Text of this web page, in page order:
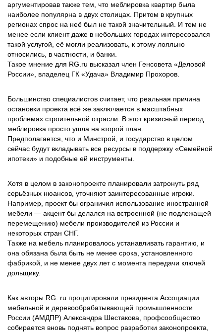
аргументировав также тем, что меблировка квартир была
наиболее популярна в двух столицах. Притом в крупных
регионах спрос на неё был не такой значительный. И тем не
менее если клиент даже в небольших городах интересовался
такой услугой, её могли реализовать, к этому лояльно
относились, в частности, и банки.
Такое мнение для RG.ru высказал член Генсовета «Деловой
России», владелец ГК «Удача» Владимир Прохоров.
Большинство специалистов считает, что реальная причина
остановки проекта всё же заключается в масштабных
проблемах строительной отрасли. В этот кризисный период
меблировка просто ушла на второй план.
Предполагается, что и Минстрой, и государство в целом
сейчас будут вкладывать все ресурсы в поддержку «Семейной
ипотеки» и подобные ей инструменты.
Хотя в целом в законопроекте планировали затронуть ряд
серьёзных нюансов, уточняют заинтересованные игроки.
Например, проект бы ограничил использование иностранной
мебели — акцент бы делался на встроенной (не подлежащей
перемещению) мебели производителей из России и
некоторых стран СНГ.
Также на мебель планировалось устанавливать гарантию, и
она обязана была быть не менее срока, установленного
фабрикой, и не менее двух лет с момента передачи ключей
дольщику.
Как авторы RG. ru процитировали президента Ассоциации
мебельной и деревообрабатывающей промышленности
России (АМДПР) Александра Шестакова, профсообщество
собирается вновь поднять вопрос разработки законопроекта,